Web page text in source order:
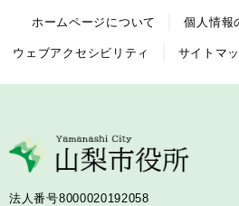
ホームページについて 個人情報
ウェブアクセシビリティ サイトマ
法人番号8000020192058